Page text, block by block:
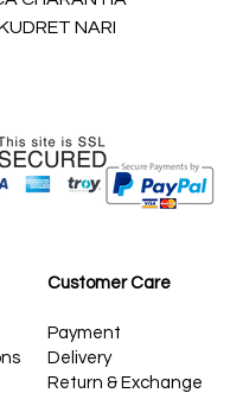
NARI
Customer Care
Payment
Delivery
Return & Exchange